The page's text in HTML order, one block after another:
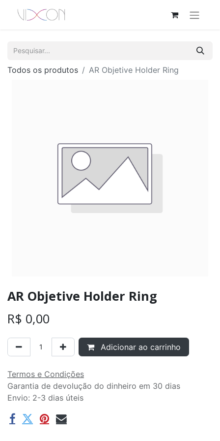
Todos os produtos AR Objetive Holder Ring
AR Objetive Holder Ring
R$ 0,00
Adicionar ao carrinho
Termos e Condições
Garantia de devolução do dinheiro em 30 dias
Envio: 2-3 dias úteis